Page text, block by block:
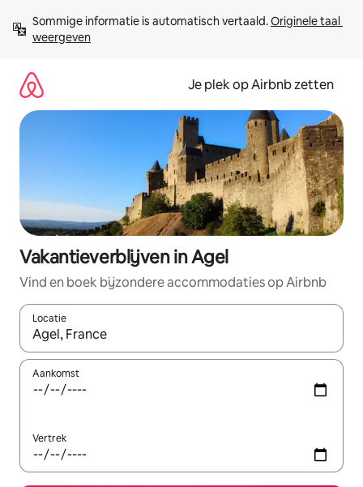
direct
naar
Sommige informatie is automatisch vertaald. Originele taal
weergeven
Je plek op Airbnb zetten
Vakantieverblijven in Agel
Vind en boek bijzondere accommodaties op Airbnb
Locatie
Wanneer er resultaten beschikbaar zijn, maak je een keuze
Aankomst
Vertrek